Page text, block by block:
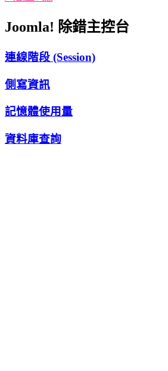
Joomla! 除錯主控台
連線階段 (Session)
側寫資訊
記憶體使用量
資料庫查詢